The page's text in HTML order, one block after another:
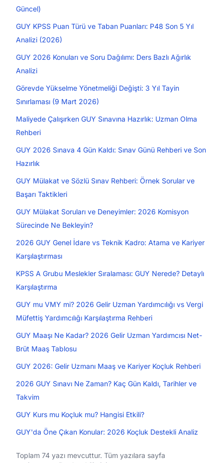
Güncel)
GUY KPSS Puan Türü ve Taban Puanları: P48 Son 5 Yıl
Analizi (2026)
GUY 2026 Konuları ve Soru Dağılımı: Ders Bazlı Ağırlık
Analizi
Görevde Yükselme Yönetmeliği Değişti: 3 Yıl Tayin
Sınırlaması (9 Mart 2026)
Maliyede Çalışırken GUY Sınavına Hazırlık: Uzman Olma
Rehberi
GUY 2026 Sınava 4 Gün Kaldı: Sınav Günü Rehberi ve Son
Hazırlık
GUY Mülakat ve Sözlü Sınav Rehberi: Örnek Sorular ve
Başarı Taktikleri
GUY Mülakat Soruları ve Deneyimler: 2026 Komisyon
Sürecinde Ne Bekleyin?
2026 GUY Genel İdare vs Teknik Kadro: Atama ve Kariyer
Karşılaştırması
KPSS A Grubu Meslekler Sıralaması: GUY Nerede? Detaylı
Karşılaştırma
GUY mu VMY mi? 2026 Gelir Uzman Yardımcılığı vs Vergi
Müfettiş Yardımcılığı Karşılaştırma Rehberi
GUY Maaşı Ne Kadar? 2026 Gelir Uzman Yardımcısı Net-
Brüt Maaş Tablosu
GUY 2026: Gelir Uzmanı Maaş ve Kariyer Koçluk Rehberi
2026 GUY Sınavı Ne Zaman? Kaç Gün Kaldı, Tarihler ve
Takvim
GUY Kurs mu Koçluk mu? Hangisi Etkili?
GUY'da Öne Çıkan Konular: 2026 Koçluk Destekli Analiz
Toplam 74 yazı mevcuttur. Tüm yazılara sayfa